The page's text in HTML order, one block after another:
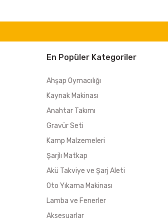
En Popüler Kategoriler
Ahşap Oymacılığı
Kaynak Makinası
Anahtar Takımı
Gravür Seti
Kamp Malzemeleri
Şarjlı Matkap
Akü Takviye ve Şarj Aleti
Oto Yıkama Makinası
Lamba ve Fenerler
Aksesuarlar